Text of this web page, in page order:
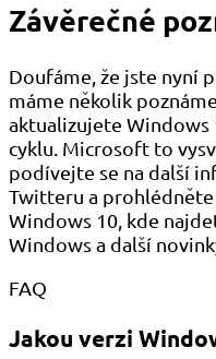
Závěrečné
Doufáme, že jste nyní
máme několik
aktualizujete
cyklu. Microsoft to
podívejte se na další
Twitteru a prohlédněte
Windows 10, kde
Windows a další
FAQ
Jakou verzi